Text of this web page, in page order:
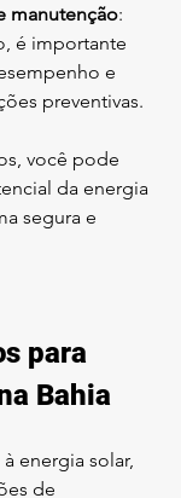
manutenção:
é importante
e
preventivas.
você pode
da energia
segura e
para
Bahia
energia solar,
de